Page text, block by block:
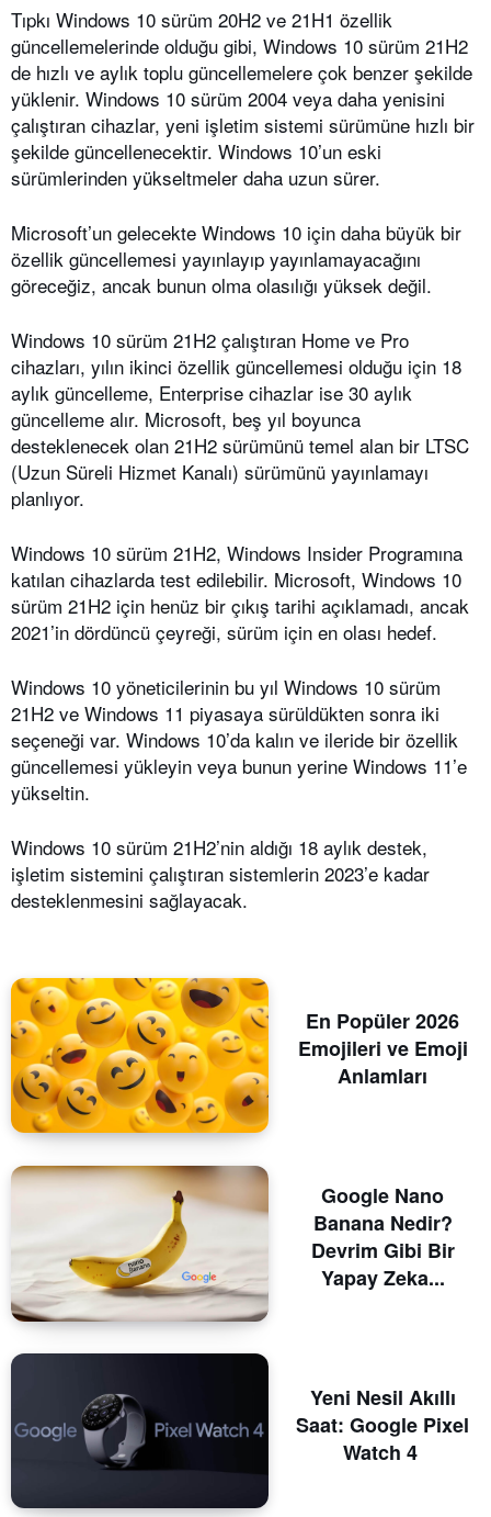
Tıpkı Windows 10 sürüm 20H2 ve 21H1 özellik
güncellemelerinde olduğu gibi, Windows 10 sürüm 21H2
de hızlı ve aylık toplu güncellemelere çok benzer şekilde
yüklenir. Windows 10 sürüm 2004 veya daha yenisini
çalıştıran cihazlar, yeni işletim sistemi sürümüne hızlı bir
şekilde güncellenecektir. Windows 10’un eski
sürümlerinden yükseltmeler daha uzun sürer.
Microsoft’un gelecekte Windows 10 için daha büyük bir
özellik güncellemesi yayınlayıp yayınlamayacağını
göreceğiz, ancak bunun olma olasılığı yüksek değil.
Windows 10 sürüm 21H2 çalıştıran Home ve Pro
cihazları, yılın ikinci özellik güncellemesi olduğu için 18
aylık güncelleme, Enterprise cihazlar ise 30 aylık
güncelleme alır. Microsoft, beş yıl boyunca
desteklenecek olan 21H2 sürümünü temel alan bir LTSC
(Uzun Süreli Hizmet Kanalı) sürümünü yayınlamayı
planlıyor.
Windows 10 sürüm 21H2, Windows Insider Programına
katılan cihazlarda test edilebilir. Microsoft, Windows 10
sürüm 21H2 için henüz bir çıkış tarihi açıklamadı, ancak
2021’in dördüncü çeyreği, sürüm için en olası hedef.
Windows 10 yöneticilerinin bu yıl Windows 10 sürüm
21H2 ve Windows 11 piyasaya sürüldükten sonra iki
seçeneği var. Windows 10’da kalın ve ileride bir özellik
güncellemesi yükleyin veya bunun yerine Windows 11’e
yükseltin.
Windows 10 sürüm 21H2’nin aldığı 18 aylık destek,
işletim sistemini çalıştıran sistemlerin 2023’e kadar
desteklenmesini sağlayacak.
En Popüler 2026
Emojileri ve Emoji
Anlamları
Google Nano
Banana Nedir?
Devrim Gibi Bir
Yapay Zeka...
Yeni Nesil Akıllı
Saat: Google Pixel
Watch 4